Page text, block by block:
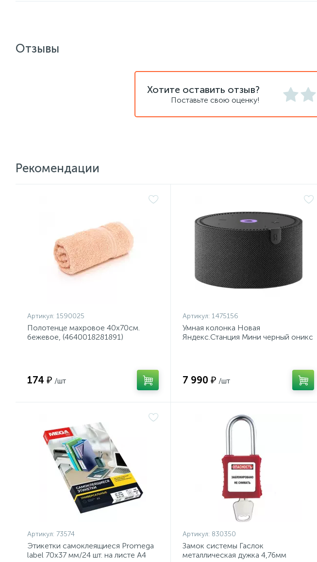
Отзывы
Хотите оставить отзыв?
Поставьте свою оценку!
Рекомендации
Артикул: 1590025
Полотенце махровое 40х70см.
бежевое, (4640018281891)
174 ₽ /шт
Артикул: 1475156
Умная колонка Новая
Яндекс.Станция Мини черный оникс
7 990 ₽ /шт
Артикул: 73574
Этикетки самоклеящиеся Promega
label 70х37 мм/24 шт. на листе А4
Артикул: 830350
Замок системы Гаслок
металлическая дужка 4,76мм